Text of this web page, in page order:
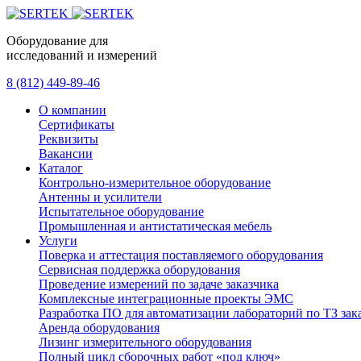
Оборудование для
исследований и измерений
8 (812) 449-89-46
О компании
Сертификаты
Реквизиты
Вакансии
Каталог
Контрольно-измерительное оборудование
Антенны и усилители
Испытательное оборудование
Промышленная и антистатическая мебель
Услуги
Поверка и аттестация поставляемого оборудования
Сервисная поддержка оборудования
Проведение измерений по задаче заказчика
Комплексные интеграционные проекты ЭМС
Разработка ПО для автоматизации лабораторий по ТЗ
Аренда оборудования
Лизинг измерительного оборудования
Полный цикл сборочных работ «под ключ»